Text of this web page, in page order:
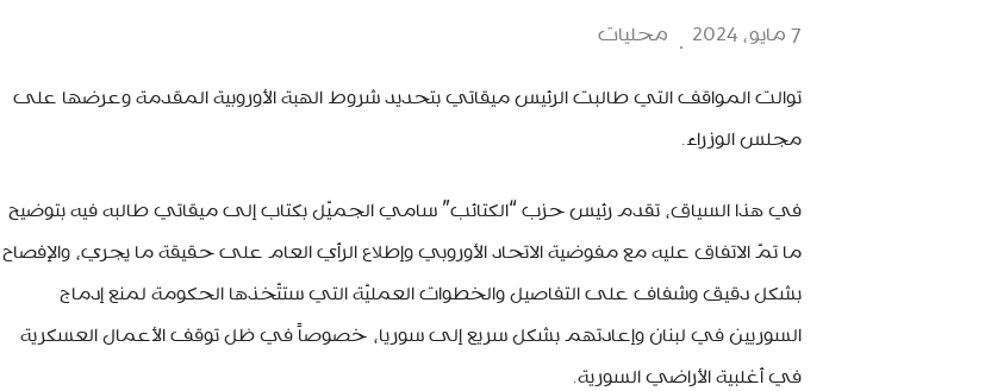
7 مايو، 2024 محليات
توالت المواقف التي طالبت الرئيس ميقاتي بتحديد شروط الهبة الأوروبية المقدمة وعرضها على
مجلس الوزراء.
في هذا السياق، تقدم رئيس حزب “الكتائب” سامي الجميّل بكتاب إلى ميقاتي طالبه فيه بتوضيح
ما تمّ الاتفاق عليه مع مفوضية الاتحاد الأوروبي وإطلاع الرأي العام على حقيقة ما يجري، والإفصاح
بشكل دقيق وشفاف على التفاصيل والخطوات العمليّة التي ستتّخذها الحكومة لمنع إدماج
السوريين في لبنان وإعادتهم بشكل سريع إلى سوريا، خصوصاً في ظل توقف الأعمال العسكرية
في أغلبية الأراضي السورية.